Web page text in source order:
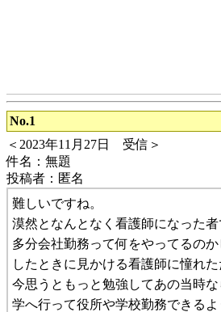
No.1
＜2023年11月27日 受信＞
件名：無題
投稿者：匿名
難しいですね。
漠然となんとなく看護師になった者
多分会社勤務って何をやってるの
したときに見かける看護師に憧れた
今思うともっと勉強してあの当時
学へ行って役所や学校勤務できる